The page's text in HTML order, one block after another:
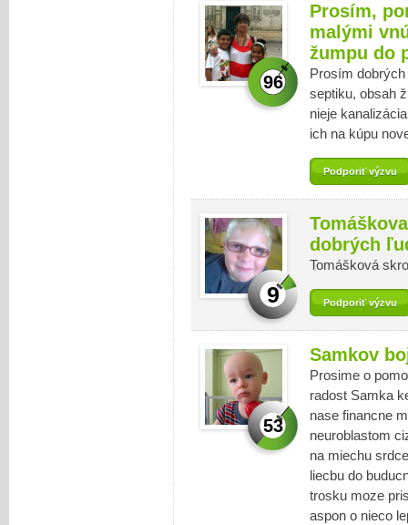
96
Prosím,
malými
žumpu do
Prosím
septiku, obsah
nieje
ich na kúpu
Podporiť výzvu
9
dobrých
Tomášková
Podporiť výzvu
53
Samkov
Prosime o
radost Samka
nase financne
neuroblastom
na miechu
liecbu do
trosku moze
aspon o nieco